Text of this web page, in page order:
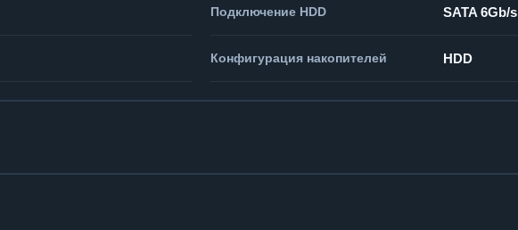
Подключение HDD SATA 6Gb/s
Конфигурация накопителей HDD